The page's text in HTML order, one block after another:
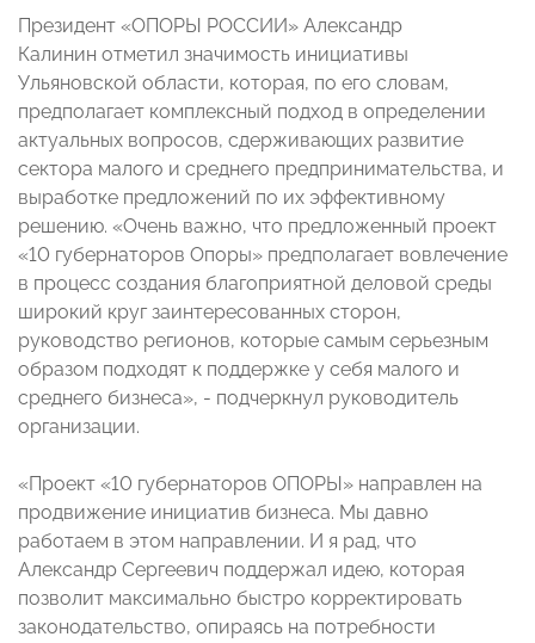
Президент «ОПОРЫ РОССИИ» Александр
Калинин отметил значимость инициативы
Ульяновской области, которая, по его словам,
предполагает комплексный подход в определении
актуальных вопросов, сдерживающих развитие
сектора малого и среднего предпринимательства, и
выработке предложений по их эффективному
решению. «Очень важно, что предложенный проект
«10 губернаторов Опоры» предполагает вовлечение
в процесс создания благоприятной деловой среды
широкий круг заинтересованных сторон,
руководство регионов, которые самым серьезным
образом подходят к поддержке у себя малого и
среднего бизнеса», - подчеркнул руководитель
организации.
«Проект «10 губернаторов ОПОРЫ» направлен на
продвижение инициатив бизнеса. Мы давно
работаем в этом направлении. И я рад, что
Александр Сергеевич поддержал идею, которая
позволит максимально быстро корректировать
законодательство, опираясь на потребности